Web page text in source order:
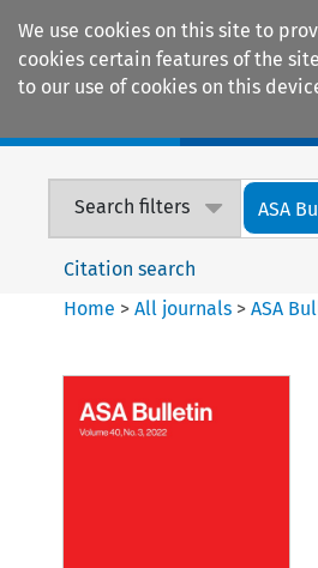
We use cookies on this site to
cookies certain features of the
to our use of cookies on this
Search filters ASA
Citation search
Home >All journals >ASA